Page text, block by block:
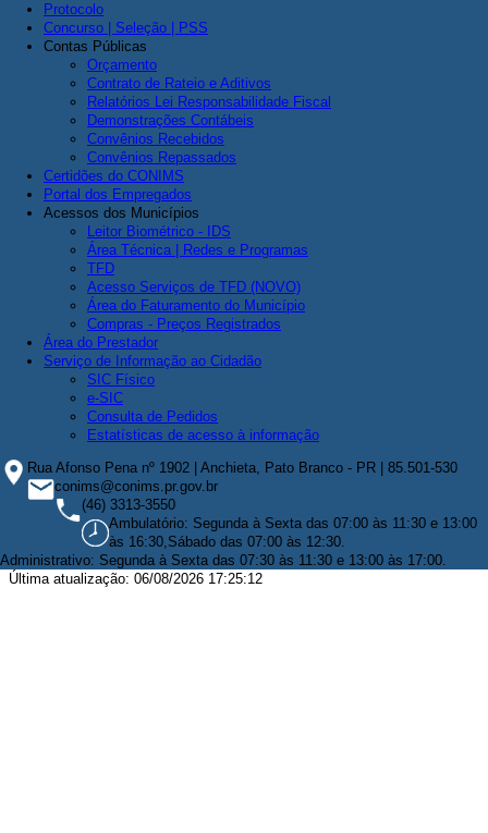
Protocolo
Concurso | Seleção | PSS
Contas Públicas
Orçamento
Contrato de Rateio e Aditivos
Relatórios Lei Responsabilidade Fiscal
Demonstrações Contábeis
Convênios Recebidos
Convênios Repassados
Certidões do CONIMS
Portal dos Empregados
Acessos dos Municípios
Leitor Biométrico - IDS
Área Técnica | Redes e Programas
TFD
Acesso Serviços de TFD (NOVO)
Área do Faturamento do Município
Compras - Preços Registrados
Área do Prestador
Serviço de Informação ao Cidadão
SIC Físico
e-SIC
Consulta de Pedidos
Estatísticas de acesso à informação
Rua Afonso Pena nº 1902 | Anchieta, Pato Branco - PR | 85.501-530
conims@conims.pr.gov.br
(46) 3313-3550
Ambulatório: Segunda à Sexta das 07:00 às 11:30 e 13:00
às 16:30,Sábado das 07:00 às 12:30.
Administrativo: Segunda à Sexta das 07:30 às 11:30 e 13:00 às 17:00.
Última atualização: 06/08/2026 17:25:12